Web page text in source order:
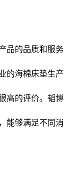
品的品质和服务
的海棉床垫生产
高的评价。韬博
能够满足不同消